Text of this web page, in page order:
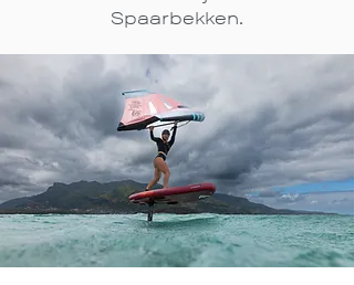
Spaarbekken.